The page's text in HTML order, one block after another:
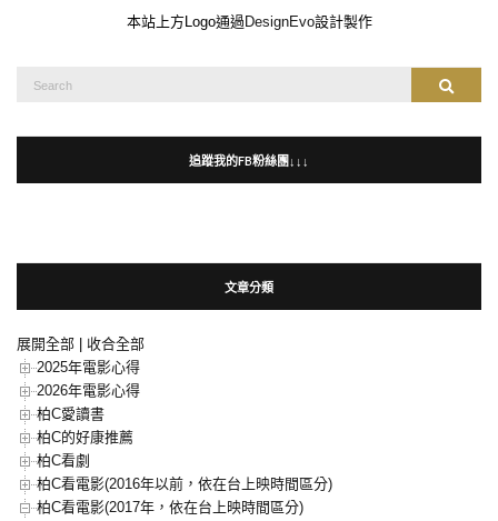
本站上方Logo通過 DesignEvo設計製作
Search
Search
追蹤我的FB粉絲團↓↓↓
文章分類
展開全部
收合全部
2025年電影心得
2026年電影心得
柏C愛讀書
柏C的好康推薦
柏C看劇
柏C看電影(2016年以前，依在台上映時間區分)
柏C看電影(2017年，依在台上映時間區分)